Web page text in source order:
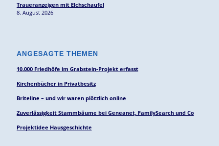
Traueranzeigen mit Elchschaufel
8. August 2026
ANGESAGTE THEMEN
10.000 Friedhöfe im Grabstein-Projekt erfasst
Kirchenbücher in Privatbesitz
Briteline – und wir waren plötzlich online
Zuverlässigkeit Stammbäume bei Geneanet, FamilySearch und Co
Projektidee Hausgeschichte